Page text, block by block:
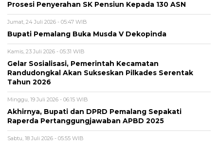
Prosesi Penyerahan SK Pensiun Kepada 130 ASN
Jumat, 24 Juli 2026 - 05:47 WIB
Bupati Pemalang Buka Musda V Dekopinda
Kamis, 23 Juli 2026 - 05:31 WIB
Gelar Sosialisasi, Pemerintah Kecamatan
Randudongkal Akan Sukseskan Pilkades Serentak
Tahun 2026
Minggu, 19 Juli 2026 - 06:15 WIB
Akhirnya, Bupati dan DPRD Pemalang Sepakati
Raperda Pertanggungjawaban APBD 2025
Sabtu, 18 Juli 2026 - 05:55 WIB